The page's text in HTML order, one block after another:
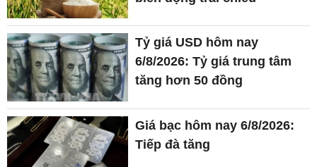
Tỷ giá USD hôm nay
6/8/2026: Tỷ giá trung tâm
tăng hơn 50 đồng
Giá bạc hôm nay 6/8/2026:
Tiếp đà tăng